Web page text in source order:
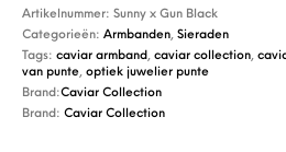
Artikelnummer:Sunny x Gun Black
Categorieën:Armbanden,Sieraden
Tags:caviar armband,caviar collection,
van punte,optiek juwelier punte
Brand:Caviar Collection
Brand:Caviar Collection